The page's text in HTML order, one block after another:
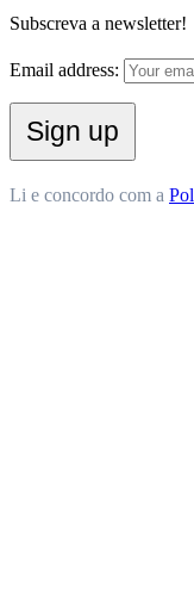
Subscreva a newsletter!
Email address:
Li e concordo com a